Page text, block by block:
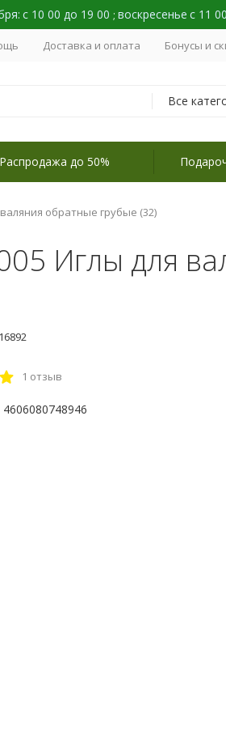
с 10 00 до 19 00 ; воскресенье с 11
Доставка и оплата Бонусы и
Все
Распродажа до 50%
валяния обратные грубые (32)
Иглы для
1 отзыв
4606080748946